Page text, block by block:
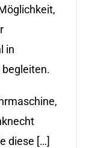
in
begleiten.
diese […]